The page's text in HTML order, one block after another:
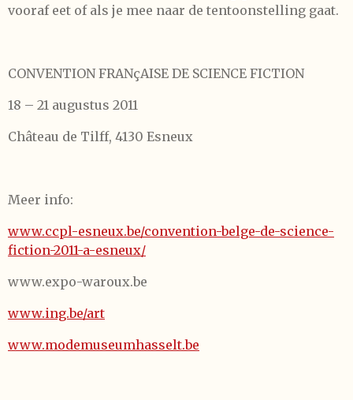
vooraf eet of als je mee naar de tentoonstelling gaat.
CONVENTION FRANçAISE DE SCIENCE FICTION
18 – 21 augustus 2011
Château de Tilff, 4130 Esneux
Meer info:
www.ccpl-esneux.be/convention-belge-de-science-
fiction-2011-a-esneux/
www.expo-waroux.be
www.ing.be/art
www.modemuseumhasselt.be